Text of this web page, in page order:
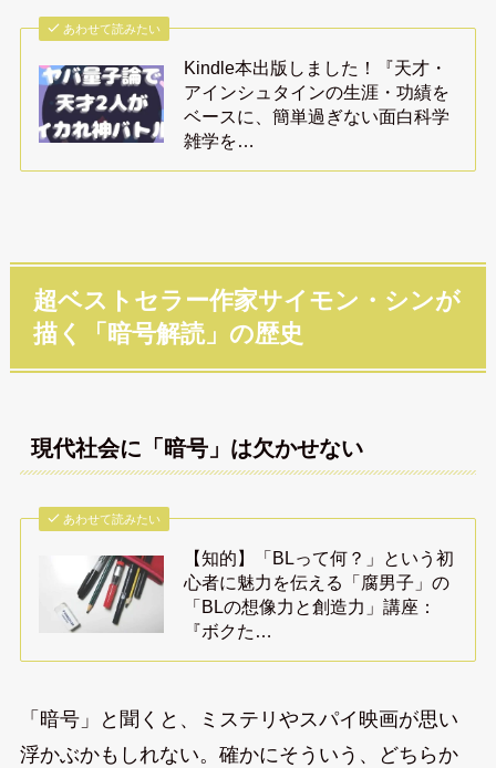
あわせて読みたい
Kindle本出版しました！『天才・
アインシュタインの生涯・功績を
ベースに、簡単過ぎない面白科学
雑学を…
超ベストセラー作家サイモン・シンが
描く「暗号解読」の歴史
現代社会に「暗号」は欠かせない
あわせて読みたい
【知的】「BLって何？」という初
心者に魅力を伝える「腐男子」の
「BLの想像力と創造力」講座：
『ボクた…
「暗号」と聞くと、ミステリやスパイ映画が思い
浮かぶかもしれない。確かにそういう、どちらか